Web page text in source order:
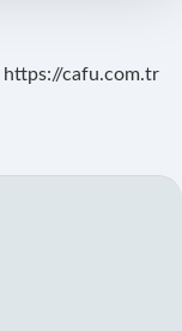
https://cafu.com.tr